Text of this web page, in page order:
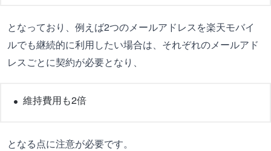
となっており、例えば2つのメールアドレスを楽天モバイ
ルでも継続的に利用したい場合は、それぞれのメールアド
レスごとに契約が必要となり、
維持費用も2倍
となる点に注意が必要です。